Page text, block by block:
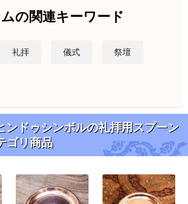
の関連キーワード
礼拝 儀式 祭壇
ンドゥシンボルの礼拝用スプーン
ゴリ商品